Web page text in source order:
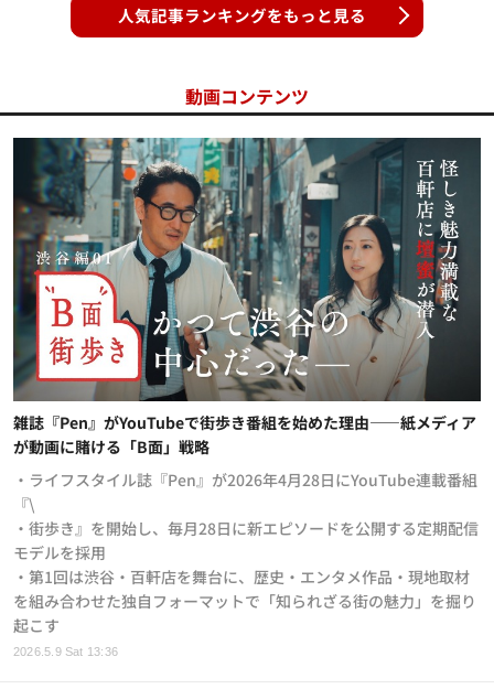
人気記事ランキングをもっと見る
動画コンテンツ
2026.5.9 Sat 13:36
雑誌『Pen』がYouTubeで街歩き番組を始めた理由——紙メディア
が動画に賭ける「B面」戦略
・ライフスタイル誌『Pen』が2026年4月28日にYouTube連載番組
『\
・街歩き』を開始し、毎月28日に新エピソードを公開する定期配信
モデルを採用
・第1回は渋谷・百軒店を舞台に、歴史・エンタメ作品・現地取材
を組み合わせた独自フォーマットで「知られざる街の魅力」を掘り
起こす